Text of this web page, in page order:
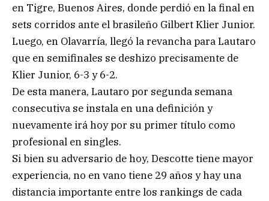
en Tigre, Buenos Aires, donde perdió en la final en
sets corridos ante el brasileño Gilbert Klier Junior.
Luego, en Olavarría, llegó la revancha para Lautaro
que en semifinales se deshizo precisamente de
Klier Junior, 6-3 y 6-2.
De esta manera, Lautaro por segunda semana
consecutiva se instala en una definición y
nuevamente irá hoy por su primer título como
profesional en singles.
Si bien su adversario de hoy, Descotte tiene mayor
experiencia, no en vano tiene 29 años y hay una
distancia importante entre los rankings de cada